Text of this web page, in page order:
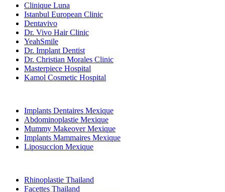
Clinique Luna
Istanbul European Clinic
Dentavivo
Dr. Vivo Hair Clinic
YeahSmile
Dr. Implant Dentist
Dr. Christian Morales Clinic
Masterpiece Hospital
Kamol Cosmetic Hospital
Implants Dentaires Mexique
Abdominoplastie Mexique
Mummy Makeover Mexique
Implants Mammaires Mexique
Liposuccion Mexique
Rhinoplastie Thailand
Facettes Thailand